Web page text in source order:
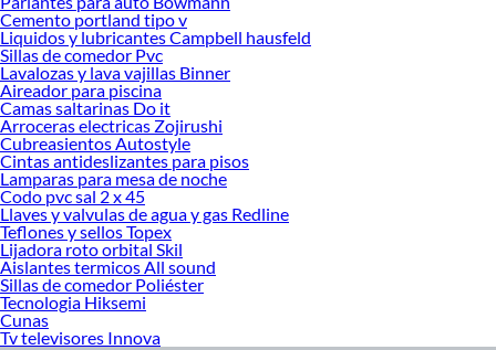
Pilas y Baterías
Cemento portland tipo v
Liquidos y lubricantes Campbell hausfeld
Sillas de comedor Pvc
Lavalozas y lava vajillas Binner
Aireador para piscina
Camas saltarinas Do it
Arroceras electricas Zojirushi
Cubreasientos Autostyle
Cintas antideslizantes para pisos
Lamparas para mesa de noche
Codo pvc sal 2 x 45
Llaves y valvulas de agua y gas Redline
Teflones y sellos Topex
Lijadora roto orbital Skil
Aislantes termicos All sound
Sillas de comedor Poliéster
Tecnologia Hiksemi
Cunas
Tv televisores Innova